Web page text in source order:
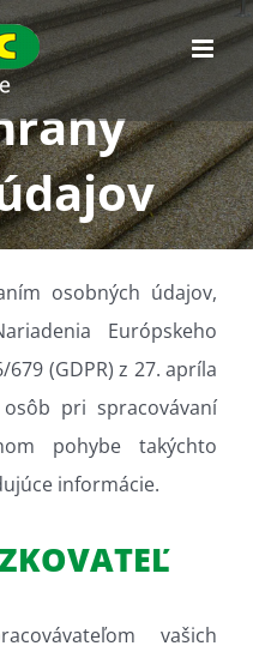
osobných údajov,
Európskeho
(GDPR) z 27. apríla
pri spracovávaní
pohybe takýchto
informácie.
vašich